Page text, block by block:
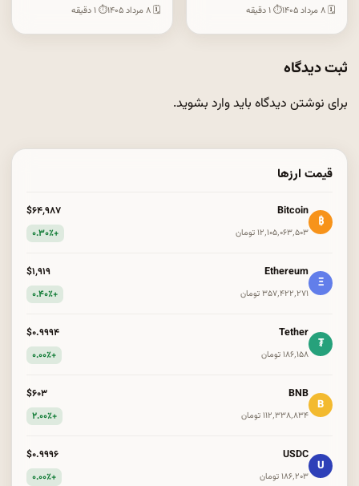
🗓 ۸ مرداد ۱۴۰۵ ⏱ ۱ دقیقه 🗓 ۸ مرداد ۱۴۰۵ ⏱ ۱ دقیقه
ثبت دیدگاه
برای نوشتن دیدگاه بایدوارد بشوید.
قیمت ارزها
₿
Bitcoin
۱۲٬۱۰۵٬۰۶۳٬۵۰۳ تومان
$۶۴٬۹۸۷
+۰.۳۰٪
Ξ
Ethereum
۳۵۷٬۴۲۲٬۲۷۱ تومان
$۱٬۹۱۹
+۰.۴۰٪
₮
Tether
۱۸۶٬۱۵۸ تومان
$۰.۹۹۹۴
+۰.۰۰٪
B
BNB
۱۱۲٬۳۳۸٬۸۳۴ تومان
$۶۰۳
+۲.۰۰٪
U
USDC
۱۸۶٬۲۰۳ تومان
$۰.۹۹۹۶
+۰.۰۰٪